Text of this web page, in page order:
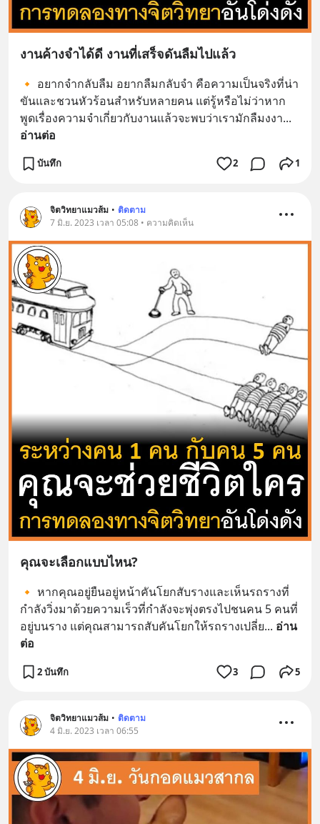
งานค้างจำได้ดี งานที่เสร็จดันลืมไปแล้ว
🔸 อยากจำกลับลืม อยากลืมกลับจำ คือความเป็นจริงที่น่า
ขันและชวนหัวร้อนสำหรับหลายคน แต่รู้หรือไม่ว่าหาก
พูดเรื่องความจำเกี่ยวกับงานแล้วจะพบว่าเรามักลืมงงา
อ่านต่อ
บันทึก 2 1
จิตวิทยาแมวส้ม • ติดตาม
7 มิ.ย. 2023 เวลา 05:08 • ความคิดเห็น
คุณจะเลือกแบบไหน?
🔸 หากคุณอยู่ยืนอยู่หน้าคันโยกสับรางและเห็นรถรางที่
กำลังวิ่งมาด้วยความเร็วที่กำลังจะพุ่งตรงไปชนคน 5 คนที่
อยู่บนราง แต่คุณสามารถสับคันโยกให้รถรางเปลี่ย... อ่าน
ต่อ
2 บันทึก 3 5
จิตวิทยาแมวส้ม • ติดตาม
4 มิ.ย. 2023 เวลา 06:55